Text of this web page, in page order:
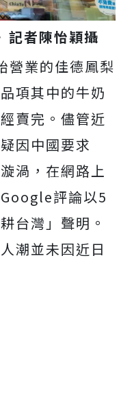
者陳怡穎攝
營業的佳德鳳梨
項其中的牛奶
賣完。儘管近
因中國要求
渦，在網路上
評論以5
台灣」聲明。
潮並未因近日